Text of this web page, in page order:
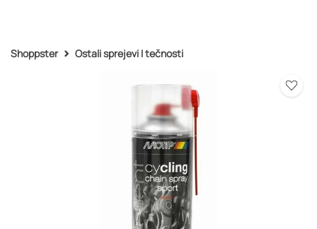
Shoppster Ostali sprejevi I tečnosti